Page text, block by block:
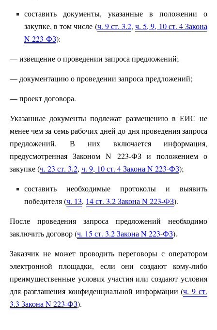
составить документы, указанные в положении о
закупке, в том числе (ч. 9 ст. 3.2,ч. 5, 9, 10 ст. 4 Закона
N 223-ФЗ):
— извещение о проведении запроса предложений;
— документацию о проведении запроса предложений;
— проект договора.
Указанные документы подлежат размещению в ЕИС не
менее чем за семь рабочих дней до дня проведения запроса
предложений. В них включается информация,
предусмотренная Законом N 223-ФЗ и положением о
закупке (ч. 23 ст. 3.2, ч. 9, 10 ст. 4 Закона N 223-ФЗ);
составить необходимые протоколы и выявить
победителя (ч. 13, 14 ст. 3.2 Закона N 223-ФЗ).
После проведения запроса предложений необходимо
заключить договор (ч. 15 ст. 3.2 Закона N 223-ФЗ).
Заказчик не может проводить переговоры с оператором
электронной площадки, если они создают кому-либо
преимущественные условия участия или создают условия
для разглашения конфиденциальной информации (ч. 9 ст.
3.3 Закона N 223-ФЗ).